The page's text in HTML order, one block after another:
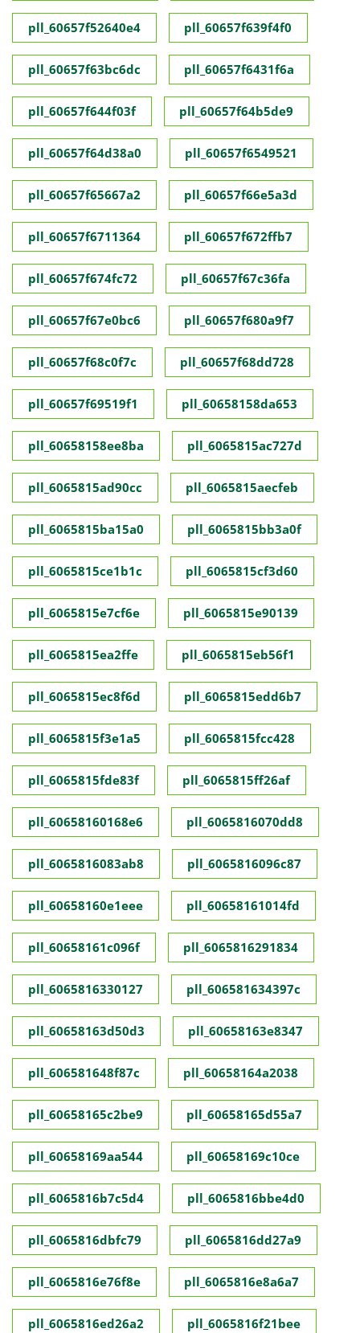
pll_60657f52640e4 pll_60657f639f4f0
pll_60657f63bc6dc pll_60657f6431f6a
pll_60657f644f03f pll_60657f64b5de9
pll_60657f64d38a0 pll_60657f6549521
pll_60657f65667a2 pll_60657f66e5a3d
pll_60657f6711364 pll_60657f672ffb7
pll_60657f674fc72 pll_60657f67c36fa
pll_60657f67e0bc6 pll_60657f680a9f7
pll_60657f68c0f7c pll_60657f68dd728
pll_60657f69519f1 pll_60658158da653
pll_60658158ee8ba pll_6065815ac727d
pll_6065815ad90cc pll_6065815aecfeb
pll_6065815ba15a0 pll_6065815bb3a0f
pll_6065815ce1b1c pll_6065815cf3d60
pll_6065815e7cf6e pll_6065815e90139
pll_6065815ea2ffe pll_6065815eb56f1
pll_6065815ec8f6d pll_6065815edd6b7
pll_6065815f3e1a5 pll_6065815fcc428
pll_6065815fde83f pll_6065815ff26af
pll_60658160168e6 pll_6065816070dd8
pll_6065816083ab8 pll_6065816096c87
pll_60658160e1eee pll_60658161014fd
pll_60658161c096f pll_6065816291834
pll_6065816330127 pll_606581634397c
pll_60658163d50d3 pll_60658163e8347
pll_606581648f87c pll_60658164a2038
pll_60658165c2be9 pll_60658165d55a7
pll_60658169aa544 pll_60658169c10ce
pll_6065816b7c5d4 pll_6065816bbe4d0
pll_6065816dbfc79 pll_6065816dd27a9
pll_6065816e76f8e pll_6065816e8a6a7
pll_6065816ed26a2 pll_6065816f21bee